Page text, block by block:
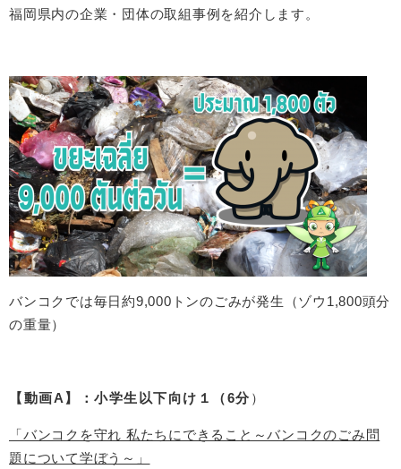
福岡県内の企業・団体の取組事例を紹介します。
​バンコクでは毎日約9,000トンのごみが発生（ゾウ1,800頭分
の重量）
【動画A】 ： 小学生以下向け１（6分）
「バンコクを守れ 私たちにできること～バンコクのごみ問
題について学ぼう～」